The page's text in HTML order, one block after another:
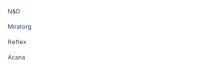
N&D
Miratorg
Reflex
Acana